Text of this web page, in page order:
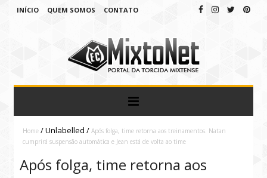
INÍCIO QUEM SOMOS CONTATO
Home /Unlabelled/ Após folga, time retorna aos treinamentos. Natan
cumprirá suspensão automática e Jean está de volta ao time
Após folga, time retorna aos